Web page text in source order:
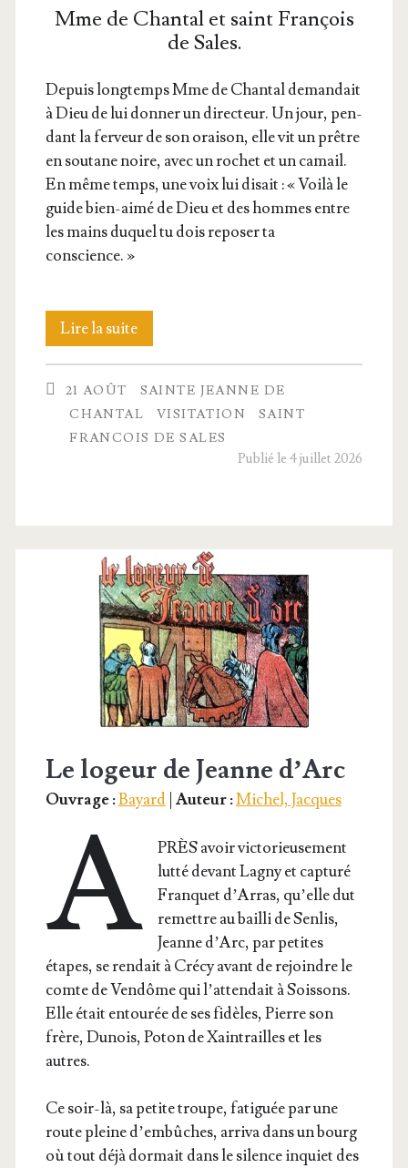
Mme de Chantal et saint François
de Sales.
Depuis long­temps Mme de Chan­tal deman­dait
à Dieu de lui don­ner un direc­teur. Un jour, pen­
dant la fer­veur de son orai­son, elle vit un prêtre
en sou­tane noire, avec un rochet et un camail.
En même temps, une voix lui disait : « Voi­là le
guide bien-aimé de Dieu et des hommes entre
les mains duquel tu dois repo­ser ta
conscience. »
Lire la suiteSainte
Jeanne-
Fran­
çoise
Chantal
21 AOÛT
SAINTE JEANNE DE
CHANTAL
VISITATION
SAINT
FRANCOIS DE SALES
Publié le 4 juillet 2026
Le logeur de Jeanne d’Arc
Ouvrage :Bayard| Auteur :Michel, Jacques
A
PRÈS avoir vic­to­rieu­se­ment
lut­té devant Lagny et cap­tu­ré
Fran­quet d’Ar­ras, qu’elle dut
remettre au bailli de Sen­lis,
Jeanne d’Arc, par petites
étapes, se ren­dait à Cré­cy avant de rejoindre le
comte de Ven­dôme qui l’at­ten­dait à Sois­sons.
Elle était entou­rée de ses fidèles, Pierre son
frère, Dunois, Poton de Xain­trailles et les
autres.
Ce soir-là, sa petite troupe, fati­guée par une
route pleine d’embûches, arri­va dans un bourg
où tout déjà dor­mait dans le silence inquiet des